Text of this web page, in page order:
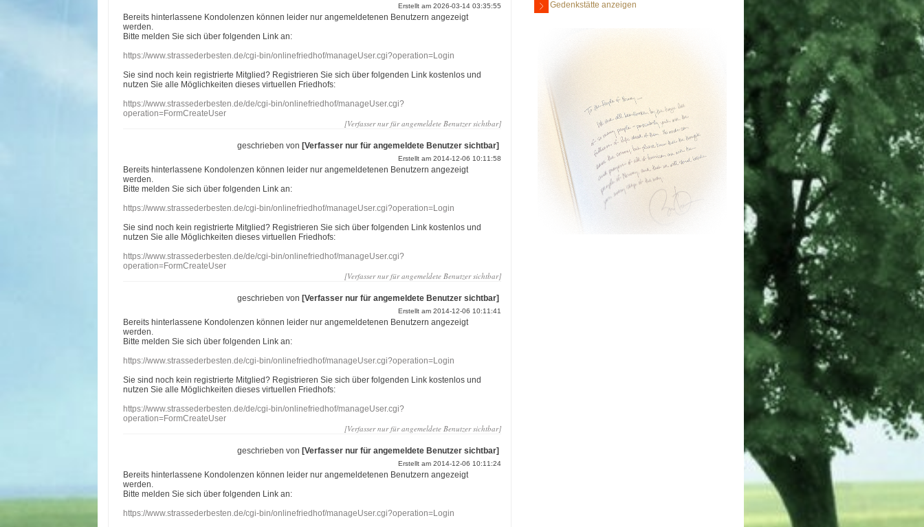
Erstellt am 2026-03-14 03:35:55
Bereits hinterlassene Kondolenzen können leider nur angemeldetenen Benutzern angezeigt
werden.
Bitte melden Sie sich über folgenden Link an:
https://www.strassederbesten.de/cgi-bin/onlinefriedhof/manageUser.cgi?operation=Login
Sie sind noch kein registrierte Mitglied? Registrieren Sie sich über folgenden Link kostenlos und
nutzen Sie alle Möglichkeiten dieses virtuellen Friedhofs:
https://www.strassederbesten.de/de/cgi-bin/onlinefriedhof/manageUser.cgi?
operation=FormCreateUser
[Verfasser nur für angemeldete Benutzer sichtbar]
geschrieben von [Verfasser nur für angemeldete Benutzer sichtbar]
Erstellt am 2014-12-06 10:11:58
Bereits hinterlassene Kondolenzen können leider nur angemeldetenen Benutzern angezeigt
werden.
Bitte melden Sie sich über folgenden Link an:
https://www.strassederbesten.de/cgi-bin/onlinefriedhof/manageUser.cgi?operation=Login
Sie sind noch kein registrierte Mitglied? Registrieren Sie sich über folgenden Link kostenlos und
nutzen Sie alle Möglichkeiten dieses virtuellen Friedhofs:
https://www.strassederbesten.de/de/cgi-bin/onlinefriedhof/manageUser.cgi?
operation=FormCreateUser
[Verfasser nur für angemeldete Benutzer sichtbar]
geschrieben von [Verfasser nur für angemeldete Benutzer sichtbar]
Erstellt am 2014-12-06 10:11:41
Bereits hinterlassene Kondolenzen können leider nur angemeldetenen Benutzern angezeigt
werden.
Bitte melden Sie sich über folgenden Link an:
https://www.strassederbesten.de/cgi-bin/onlinefriedhof/manageUser.cgi?operation=Login
Sie sind noch kein registrierte Mitglied? Registrieren Sie sich über folgenden Link kostenlos und
nutzen Sie alle Möglichkeiten dieses virtuellen Friedhofs:
https://www.strassederbesten.de/de/cgi-bin/onlinefriedhof/manageUser.cgi?
operation=FormCreateUser
[Verfasser nur für angemeldete Benutzer sichtbar]
geschrieben von [Verfasser nur für angemeldete Benutzer sichtbar]
Erstellt am 2014-12-06 10:11:24
Bereits hinterlassene Kondolenzen können leider nur angemeldetenen Benutzern angezeigt
werden.
Bitte melden Sie sich über folgenden Link an:
https://www.strassederbesten.de/cgi-bin/onlinefriedhof/manageUser.cgi?operation=Login
Gedenkstätte anzeigen